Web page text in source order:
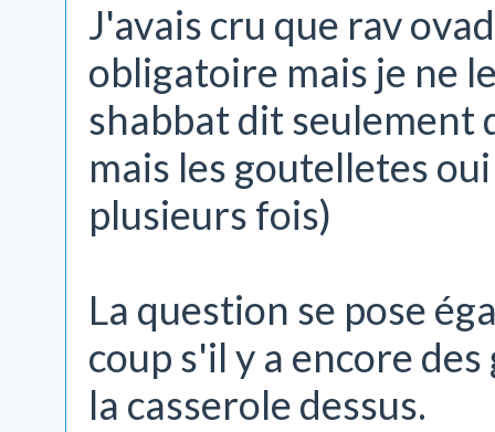
J'avais cru que rav
obligatoire mais je ne
shabbat dit seulement
mais les goutelletes
plusieurs fois)
La question se pose
coup s'il y a encore
la casserole dessus.